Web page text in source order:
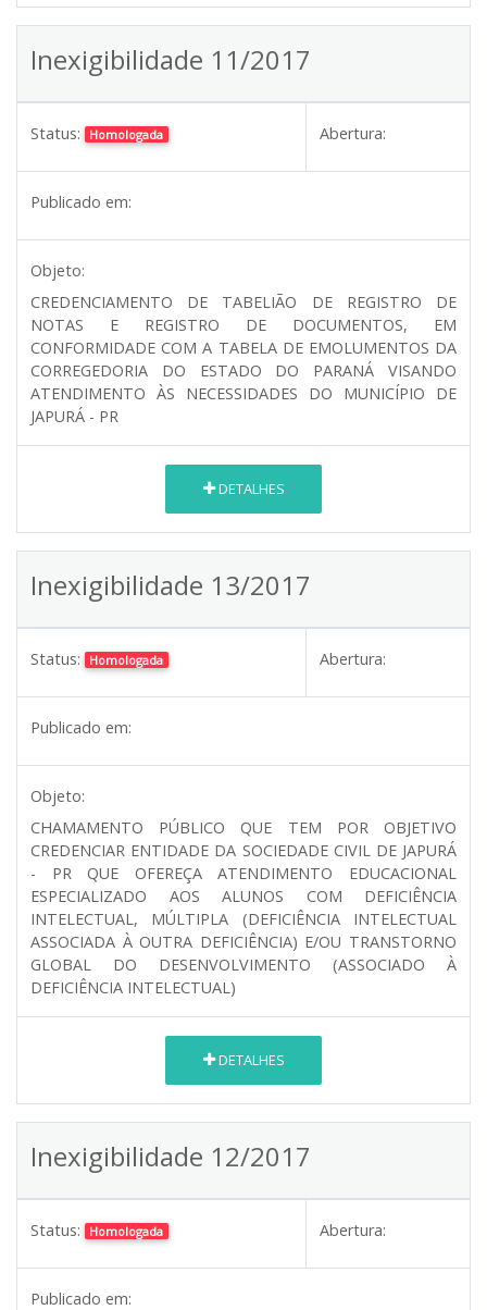
Inexigibilidade 11/2017
Status: Homologada Abertura:
Publicado em:
Objeto:
CREDENCIAMENTO DE TABELIÃO DE REGISTRO DE
NOTAS E REGISTRO DE DOCUMENTOS, EM
CONFORMIDADE COM A TABELA DE EMOLUMENTOS DA
CORREGEDORIA DO ESTADO DO PARANÁ VISANDO
ATENDIMENTO ÀS NECESSIDADES DO MUNICÍPIO DE
JAPURÁ - PR
DETALHES
Inexigibilidade 13/2017
Status: Homologada Abertura:
Publicado em:
Objeto:
CHAMAMENTO PÚBLICO QUE TEM POR OBJETIVO
CREDENCIAR ENTIDADE DA SOCIEDADE CIVIL DE JAPURÁ
- PR QUE OFEREÇA ATENDIMENTO EDUCACIONAL
ESPECIALIZADO AOS ALUNOS COM DEFICIÊNCIA
INTELECTUAL, MÚLTIPLA (DEFICIÊNCIA INTELECTUAL
ASSOCIADA À OUTRA DEFICIÊNCIA) E/OU TRANSTORNO
GLOBAL DO DESENVOLVIMENTO (ASSOCIADO À
DEFICIÊNCIA INTELECTUAL)
DETALHES
Inexigibilidade 12/2017
Status: Homologada Abertura:
Publicado em: